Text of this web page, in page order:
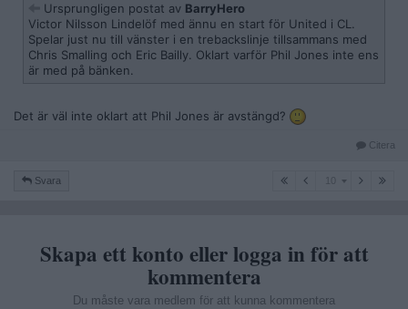
Ursprungligen postat av BarryHero
Victor Nilsson Lindelöf med ännu en start för United i CL.
Spelar just nu till vänster i en trebackslinje tillsammans med
Chris Smalling och Eric Bailly. Oklart varför Phil Jones inte ens
är med på bänken.
Det är väl inte oklart att Phil Jones är avstängd?
Citera
Svara 10
Skapa ett konto eller logga in för att
kommentera
Du måste vara medlem för att kunna kommentera